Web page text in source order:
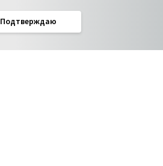
Подтверждаю
Соглашение об обработке данных